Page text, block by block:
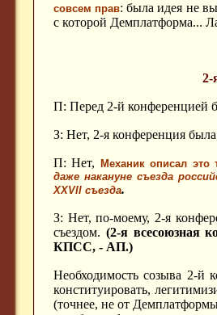
совсем прав: была идея не
с которой Демплатформа...
П: Перед 2-й конференцией
З: Нет, 2-я конференция
П: Нет,
Механик описал это
даже накануне съезда
ХХVII съезда.
З: Нет, по-моему, 2-я
съездом. (2-я всесоюзная
КПСС, - АП.)
Необходимость созыва 2-й
конституировать,
(точнее, не от